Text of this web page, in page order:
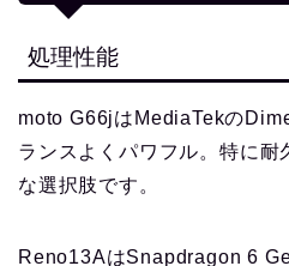
処理性能
moto G66jはMediaTekの
ランスよくパワフル。特に耐
な選択肢です。
Reno13AはSnapdragon 6